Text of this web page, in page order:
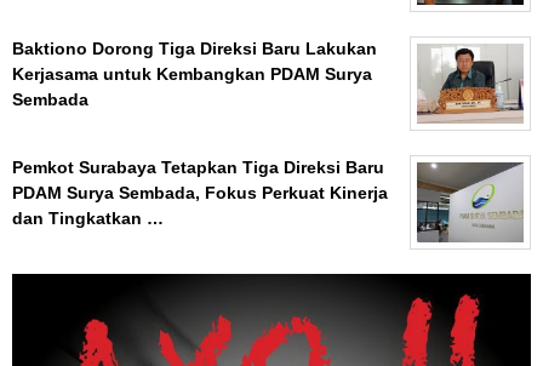
Baktiono Dorong Tiga Direksi Baru Lakukan
Kerjasama untuk Kembangkan PDAM Surya
Sembada
Pemkot Surabaya Tetapkan Tiga Direksi Baru
PDAM Surya Sembada, Fokus Perkuat Kinerja
dan Tingkatkan …